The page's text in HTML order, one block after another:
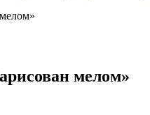
мелом»